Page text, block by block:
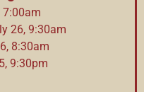
7:00am
26, 9:30am
8:30am
9:30pm